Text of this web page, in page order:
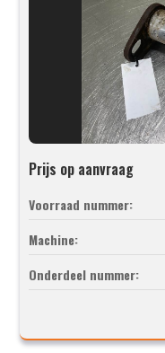
Prijs op aanvraag
Voorraad nummer:
Machine:
Onderdeel nummer: